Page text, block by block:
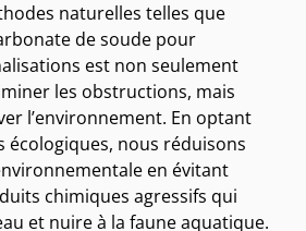
naturelles telles que
de soude pour
est non seulement
les obstructions, mais
l’environnement. En optant
écologiques, nous réduisons
en évitant
chimiques agressifs qui
et nuire à la faune aquatique.